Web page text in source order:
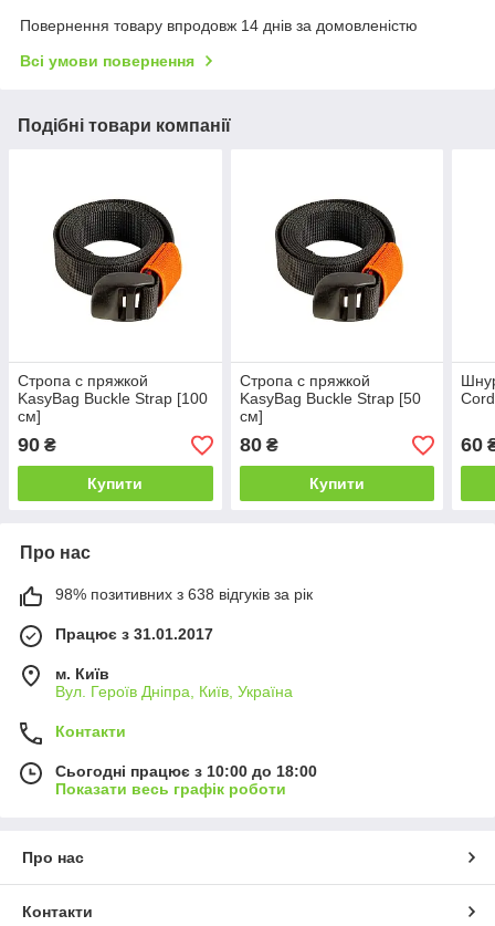
Повернення товару впродовж 14 днів за домовленістю
Всі умови повернення
Подібні товари компанії
Стропа с пряжкой
KasyBag Buckle Strap [100
см]
90 ₴
Купити
Стропа с пряжкой
KasyBag Buckle Strap [50
см]
80₴
Купити
60
Про нас
98% позитивних з 638 відгуків за рік
Працює з 31.01.2017
м. Київ
Вул. Героїв Дніпра, Київ, Україна
Контакти
Сьогодні працює з 10:00 до 18:00
Показати весь графік роботи
Про нас
Контакти